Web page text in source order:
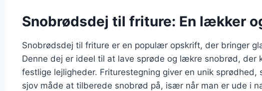
Snobrødsdej til friture: En lækker
Snobrødsdej til friture er en populær opskrift, der bringer
Denne dej er ideel til at lave sprøde og lækre snobrød, der
festlige lejligheder. Friturestegning giver en unik sprødhed,
sjov måde at tilberede snobrød på, især når man er ude i